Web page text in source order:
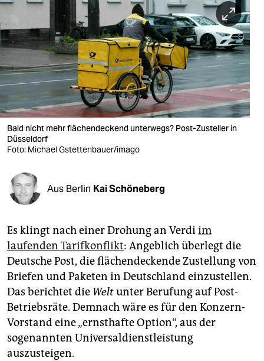
sport
berlin
nord
wahrheit
verlag
verlag
shop
fragen & hilfe
unterstützen
abo
genossenschaft
epaper login
Bald nicht mehr flächendeckend unterwegs? Post-Zusteller in
Düsseldorf
Foto: Michael Gstettenbauer/imago
Aus Berlin Kai Schöneberg
Es klingt nach einer Drohung an Verdiim
laufenden Tarifkonflikt: Angeblich überlegt die
Deutsche Post, die flächendeckende Zustellung von
Briefen und Paketen in Deutschland einzustellen.
Das berichtet die Weltunter Berufung auf Post-
Betriebsräte. Demnach wäre es für den Konzern-
Vorstand eine „ernsthafte Option“, aus der
sogenannten Universaldienstleistung
auszusteigen.